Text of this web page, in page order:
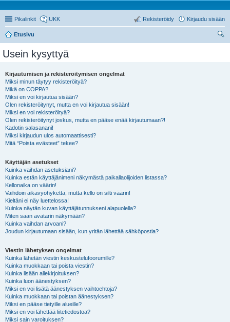
Pikalinkit UKK Kirjaudu sisään
Rekisteröidy
Etusivu
Usein kysyttyä
Kirjautumisen ja rekisteröitymisen ongelmat
Miksi minun täytyy rekisteröityä?
Mikä on COPPA?
Miksi en voi kirjautua sisään?
Olen rekisteröitynyt, mutta en voi kirjautua sisään!
Miksi en voi rekisteröityä?
Olen rekisteröitynyt joskus, mutta en pääse enää kirjautumaan?!
Kadotin salasanani!
Miksi kirjaudun ulos automaattisesti?
Mitä “Poista evästeet” tekee?
Käyttäjän asetukset
Kuinka vaihdan asetuksiani?
Kuinka estän käyttäjänimeni näkymästä paikallaolijoiden listassa?
Kellonaika on väärin!
Vaihdoin aikavyöhykettä, mutta kello on silti väärin!
Kieltäni ei näy luettelossa!
Kuinka näytän kuvan käyttäjätunnukseni alapuolella?
Miten saan avatarin näkymään?
Kuinka vaihdan arvoani?
Joudun kirjautumaan sisään, kun yritän lähettää sähköpostia?
Viestin lähetyksen ongelmat
Kuinka lähetän viestin keskustelufoorumille?
Kuinka muokkaan tai poista viestin?
Kuinka lisään allekirjoituksen?
Kuinka luon äänestyksen?
Miksi en voi lisätä äänestyksen vaihtoehtoja?
Kuinka muokkaan tai poistan äänestyksen?
Miksi en pääse tietyille alueille?
Miksi en voi lähettää liitetiedostoa?
Miksi sain varoituksen?